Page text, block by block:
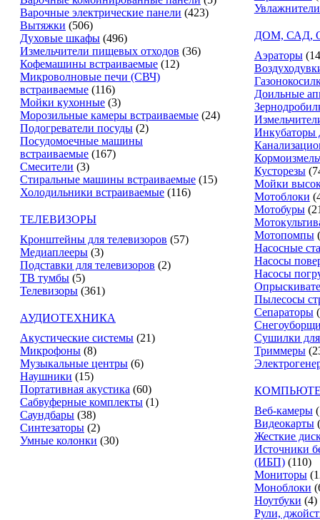
Варочные электрические панели (423)
Вытяжки (506)
Духовые шкафы (496)
Измельчители пищевых отходов (36)
Кофемашины встраиваемые (12)
Микроволновые печи (СВЧ)
встраиваемые (116)
Мойки кухонные (3)
Морозильные камеры встраиваемые (24)
Подогреватели посуды (2)
Посудомоечные машины
встраиваемые (167)
Смесители (3)
Стиральные машины встраиваемые (15)
Холодильники встраиваемые (116)
ТЕЛЕВИЗОРЫ
Кронштейны для телевизоров (57)
Медиаплееры (3)
Подставки для телевизоров (2)
ТВ тумбы (5)
Телевизоры (361)
АУДИОТЕХНИКА
Акустические системы (21)
Микрофоны (8)
Музыкальные центры (6)
Наушники (15)
Портативная акустика (60)
Сабвуферные комплекты (1)
Саундбары (38)
Синтезаторы (2)
Умные колонки (30)
ДОМ, САД,
Аэраторы
Доильные
Инкубаторы
Кусторезы
Мойки
Мотоблоки
Мотобуры
Мотопомпы
Насосные
Насосы
Насосы
Пылесосы
Сепараторы
Сушилки
Триммеры
Веб-камеры
Видеокарты
Жесткие
Источники
(ИБП) (110)
Мониторы
Моноблоки
Ноутбуки (4)
Рули,